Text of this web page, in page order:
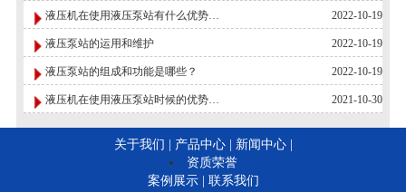
液压机在使用液压泵站有什么优势… 2022-10-19
液压泵站的运用和维护 2022-10-19
液压泵站的组成和功能是哪些？ 2022-10-19
液压机在使用液压泵站时候的优势… 2021-10-30
关于我们 | 产品中心 |
新闻中心 |
资质荣誉
案例展示 |
联系我们